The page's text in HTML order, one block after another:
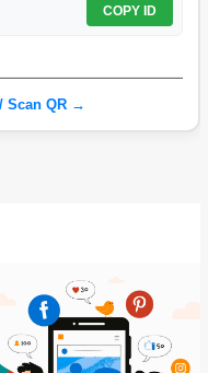
COPY ID
Scan QR →